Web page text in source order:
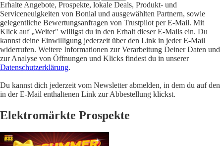
Erhalte Angebote, Prospekte, lokale Deals, Produkt- und
Serviceneuigkeiten von Bonial und ausgewählten Partnern, sowie
gelegentliche Bewertungsanfragen von Trustpilot per E-Mail. Mit
Klick auf „Weiter" willigst du in den Erhalt dieser E-Mails ein. Du
kannst deine Einwilligung jederzeit über den Link in jeder E-Mail
widerrufen. Weitere Informationen zur Verarbeitung Deiner Daten und
zur Analyse von Öffnungen und Klicks findest du in unserer
Datenschutzerklärung.
Du kannst dich jederzeit vom Newsletter abmelden, in dem du auf den
in der E-Mail enthaltenen Link zur Abbestellung klickst.
Elektromärkte Prospekte